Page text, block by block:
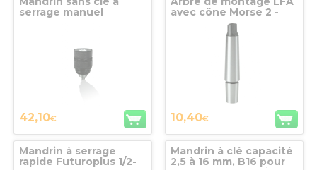
serrage manuel
42,10€
avec cône Morse 2 -
B16 - 112mm
10,40€
Mandrin à serrage
rapide Futuroplus 1/2-
Mandrin à clé capacité
2,5 à 16 mm, B16 pour